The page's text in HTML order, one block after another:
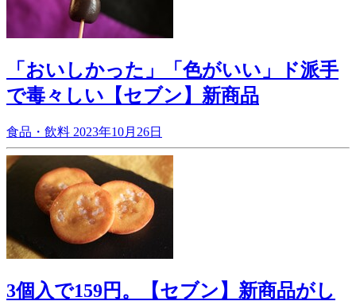
「おいしかった」「色がいい」ド派手
で毒々しい【セブン】新商品
食品・飲料 2023年10月26日
3個入で159円。【セブン】新商品がし